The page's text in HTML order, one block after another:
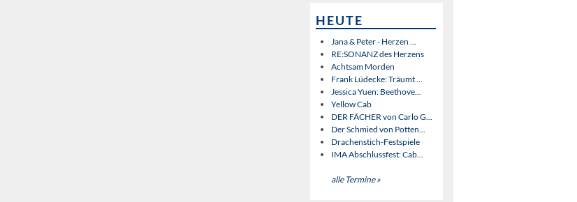
HEUTE
Jana & Peter - Herzen ...
RE:SONANZ des Herzens
Achtsam Morden
Frank Lüdecke: Träumt ...
Jessica Yuen: Beethove...
Yellow Cab
DER FÄCHER von Carlo G...
Der Schmied von Potten...
Drachenstich-Festspiele
IMA Abschlussfest: Cab...
alle Termine »